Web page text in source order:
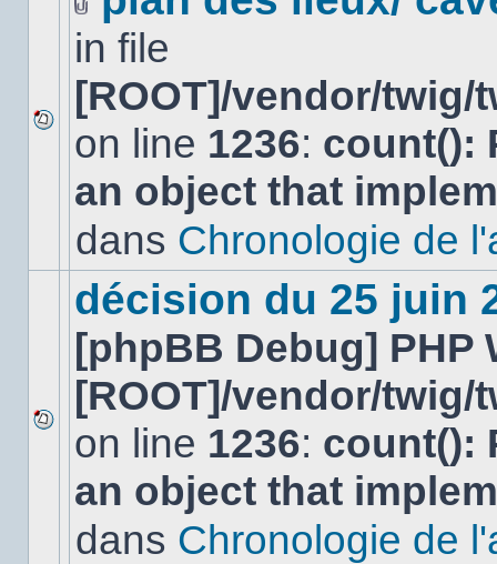
Aucun
nouveau
message
non-
dans
sujet.
Fichier(s)
joint(s)
in file
[ROOT]/vendor/
on line 1236: count():
an object that
dans Chronologie de
Aucun
nouveau
message
non-
dans
décision du 25 juin
[phpBB Debug] PHP
[ROOT]/vendor/
on line 1236: count():
an object that
dans Chronologie de